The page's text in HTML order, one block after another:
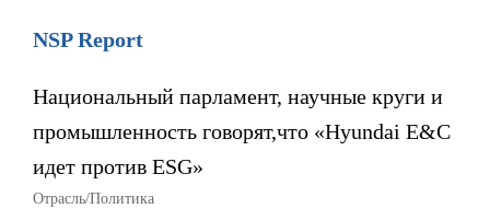
NSP Report
Национальный парламент, научные круги и
промышленность говорят,что «Hyundai E&C
идет против ESG»
Отрасль/Политика